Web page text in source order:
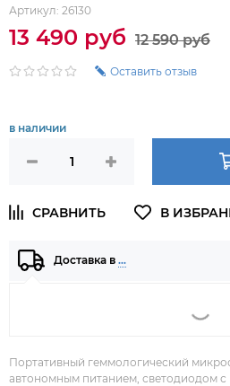
Артикул: 26130
13 490 руб 12 590 руб
Оставить отзыв
в наличии
Доставка в …
Портативный геммологический
автономным питанием, светодиодом с